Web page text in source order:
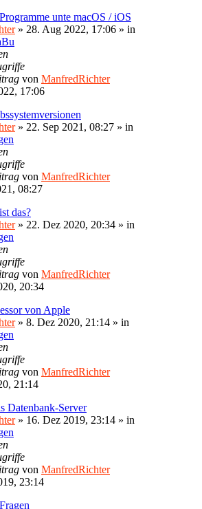
unte macOS / iOS
» 28. Aug 2022, 17:06 » in
von ManfredRichter
17:06
» 22. Sep 2021, 08:27 » in
von ManfredRichter
08:27
das?
» 22. Dez 2020, 20:34 » in
von ManfredRichter
20:34
von Apple
» 8. Dez 2020, 21:14 » in
von ManfredRichter
21:14
Datenbank-Server
» 16. Dez 2019, 23:14 » in
von ManfredRichter
23:14